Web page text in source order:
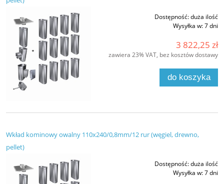
Dostępność:duża ilość
Wysyłka w:7 dni
3 822,25 zł
zawiera 23% VAT, bez kosztów dostawy
do koszyka
Wkład kominowy owalny 110x240/0,8mm/12 rur (węgiel, drewno,
pellet)
Dostępność:duża ilość
Wysyłka w:7 dni